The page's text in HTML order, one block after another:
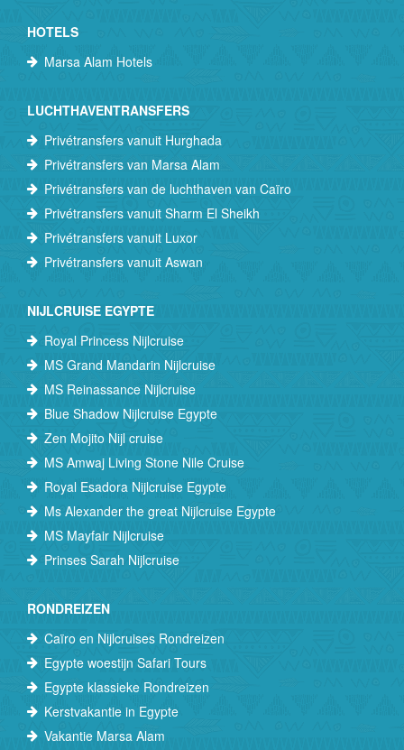
HOTELS
Marsa Alam Hotels
LUCHTHAVENTRANSFERS
Privétransfers vanuit Hurghada
Privétransfers van Marsa Alam
Privétransfers van de luchthaven van Caïro
Privétransfers vanuit Sharm El Sheikh
Privétransfers vanuit Luxor
Privétransfers vanuit Aswan
NIJLCRUISE EGYPTE
Royal Princess Nijlcruise
MS Grand Mandarin Nijlcruise
MS Reinassance Nijlcruise
Blue Shadow Nijlcruise Egypte
Zen Mojito Nijl cruise
MS Amwaj Living Stone Nile Cruise
Royal Esadora Nijlcruise Egypte
Ms Alexander the great Nijlcruise Egypte
MS Mayfair Nijlcruise
Prinses Sarah Nijlcruise
RONDREIZEN
Caïro en Nijlcruises Rondreizen
Egypte woestijn Safari Tours
Egypte klassieke Rondreizen
Kerstvakantie in Egypte
Vakantie Marsa Alam